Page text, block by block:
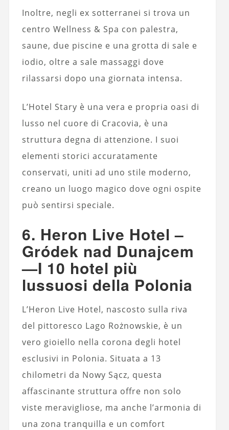
Inoltre, negli ex sotterranei si trova un
centro Wellness & Spa con palestra,
saune, due piscine e una grotta di sale e
iodio, oltre a sale massaggi dove
rilassarsi dopo una giornata intensa.
L’Hotel Stary è una vera e propria oasi di
lusso nel cuore di Cracovia, è una
struttura degna di attenzione. I suoi
elementi storici accuratamente
conservati, uniti ad uno stile moderno,
creano un luogo magico dove ogni ospite
può sentirsi speciale.
6. Heron Live Hotel –
Gródek nad Dunajcem
—I 10 hotel più
lussuosi della Polonia
L’Heron Live Hotel, nascosto sulla riva
del pittoresco Lago Rożnowskie, è un
vero gioiello nella corona degli hotel
esclusivi in ​​Polonia. Situata a 13
chilometri da Nowy Sącz, questa
affascinante struttura offre non solo
viste meravigliose, ma anche l’armonia di
una zona tranquilla e un comfort